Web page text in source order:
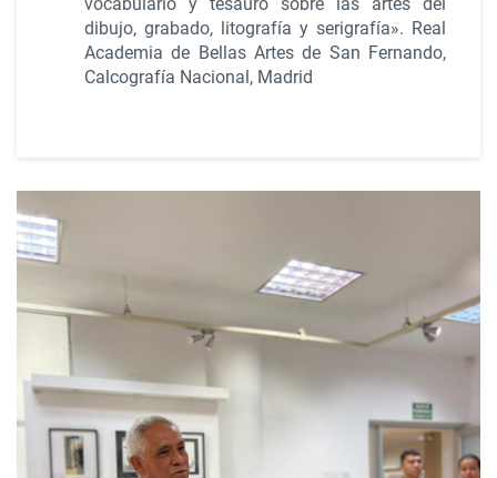
dibujo, grabado, litografía y serigrafía». Real
Academia de Bellas Artes de San Fernando,
Calcografía Nacional, Madrid